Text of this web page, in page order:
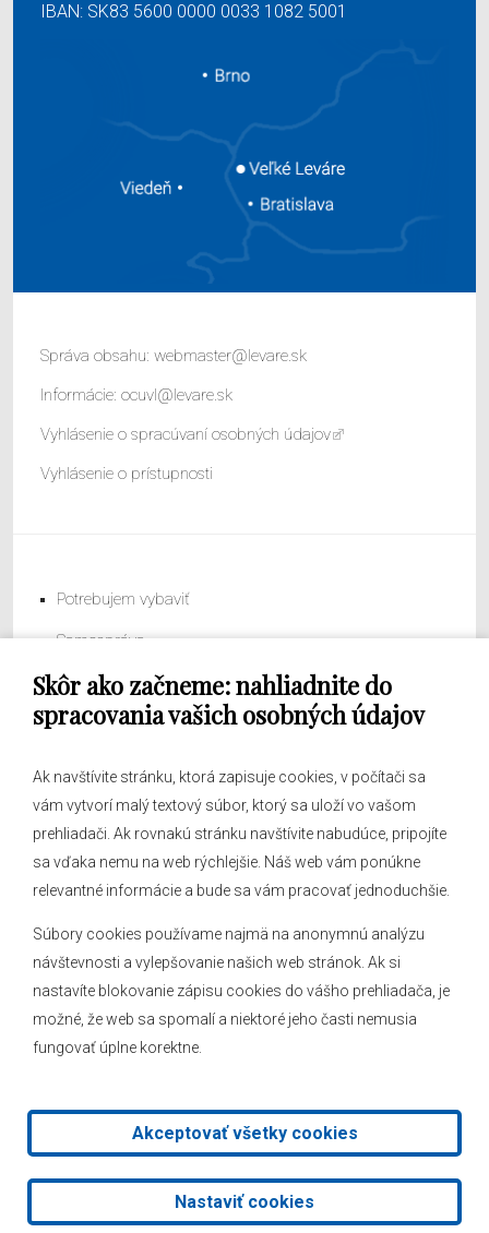
Skôr ako začneme: nahliadnite do
spracovania vašich osobných údajov
Ak navštívite stránku, ktorá zapisuje cookies, v počítači sa
vám vytvorí malý textový súbor, ktorý sa uloží vo vašom
prehliadači. Ak rovnakú stránku navštívite nabudúce, pripojíte
sa vďaka nemu na web rýchlejšie. Náš web vám ponúkne
relevantné informácie a bude sa vám pracovať jednoduchšie.
Súbory cookies používame najmä na anonymnú analýzu
návštevnosti a vylepšovanie našich web stránok. Ak si
nastavíte blokovanie zápisu cookies do vášho prehliadača, je
možné, že web sa spomalí a niektoré jeho časti nemusia
fungovať úplne korektne.
Akceptovať všetky cookies
Nastaviť cookies
IBAN: SK83 5600 0000 0033 1082 5001
Správa obsahu: webmaster@levare.sk
Informácie: ocuvl@levare.sk
Vyhlásenie o spracúvaní osobných údajov
Vyhlásenie o prístupnosti
Potrebujem vybaviť
Samospráva
Obecný úrad
O obci
Hlásenia obecného rozhlasu
Kontakt
Mapa stránok
2026 © Obec Veľké Leváre|Tvorba web stránok
AlejTech, spol. s r.o.